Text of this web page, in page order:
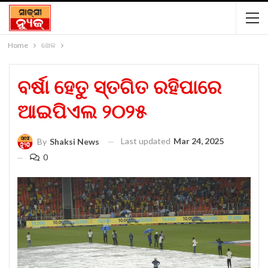
Home ଖେଳ
ବର୍ଷା ହେତୁ ସ୍ତଗିତ ରହିପାରେ
ଆଇପିଏଲ ୨୦୨୫
By Shaksi News Last updated Mar 24, 2025
0